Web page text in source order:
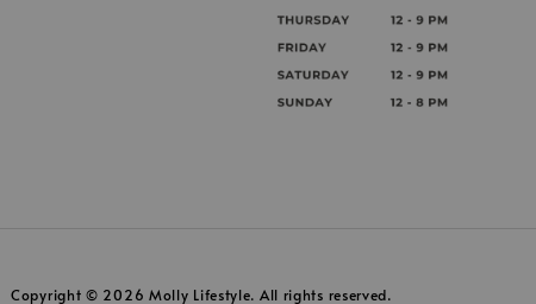
Copyright © 2026 Molly Lifestyle. All rights reserved.